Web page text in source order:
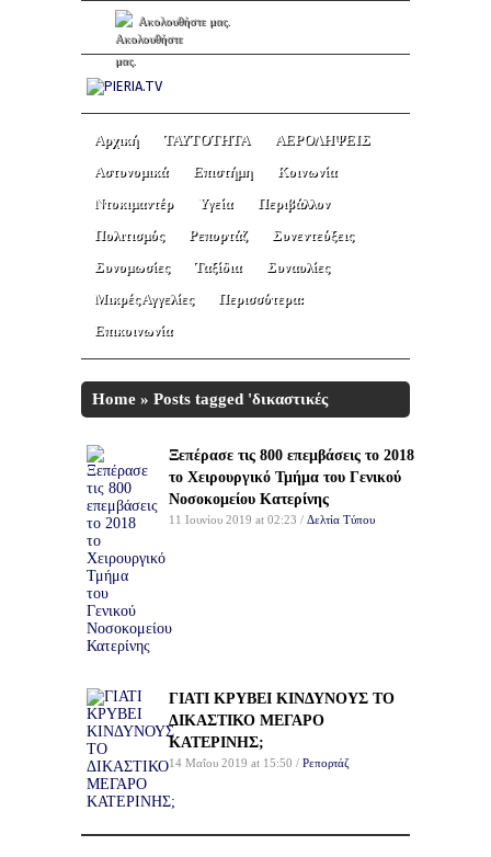
Ακολουθήστε μας.
Αρχική ΤΑΥΤΟΤΗΤΑ
ΑΕΡΟΛΗΨΕΙΣ
Αστυνομικά
Επιστήμη
Κοινωνία
Ντοκιμαντέρ
Υγεία
Περιβάλλον
Πολιτισμός
Ρεπορτάζ
Συνεντεύξεις
Συνομωσίες
Ταξίδια
Συναυλίες
Μικρές Αγγελίες
Περισσότερα:
Επικοινωνία
Home » Posts tagged 'δικαστικές
Ξεπέρασε τις 800 επεμβάσεις το 2018
το Χειρουργικό Τμήμα του Γενικού
Νοσοκομείου Κατερίνης
11 Ιουνίου 2019 at 02:23 / Δελτία Τύπου
ΓΙΑΤΙ ΚΡΥΒΕΙ ΚΙΝΔΥΝΟΥΣ ΤΟ
ΔΙΚΑΣΤΙΚΟ ΜΕΓΑΡΟ
ΚΑΤΕΡΙΝΗΣ;
14 Μαΐου 2019 at 15:50 / Ρεπορτάζ